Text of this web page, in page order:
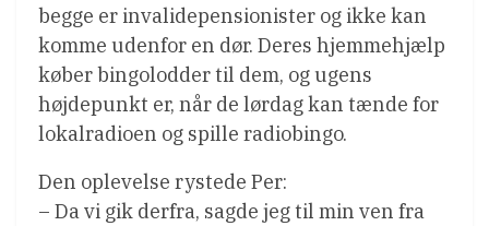
begge er invalidepensionister og ikke kan
komme udenfor en dør. Deres hjemmehjælp
køber bingolodder til dem, og ugens
højdepunkt er, når de lørdag kan tænde for
lokalradioen og spille radiobingo.
Den oplevelse rystede Per:
– Da vi gik derfra, sagde jeg til min ven fra